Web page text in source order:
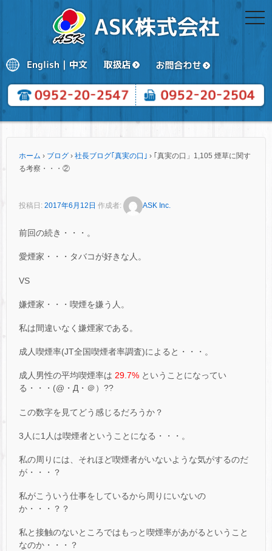
ホーム › ブログ › 社長ブログ｢真実の口｣ › ｢真実の口」1,105 煙草に関す
る考察・・・②
投稿日: 2017年6月12日 作成者: ASK Inc.
前回の続き・・・。
愛煙家・・・タバコが好きな人。
VS
嫌煙家・・・喫煙を嫌う人。
私は間違いなく嫌煙家である。
成人喫煙率(JT全国喫煙者率調査)によると・・・。
成人男性の平均喫煙率は 29.7% ということになってい
る・・・(@・Д・＠）??
この数字を見てどう感じるだろうか？
3人に1人は喫煙者ということになる・・・。
私の周りには、それほど喫煙者がいないような気がするのだ
が・・・？
私がこういう仕事をしているから周りにいないの
か・・・？？
私と接触のないところではもっと喫煙率があがるということ
なのか・・・？